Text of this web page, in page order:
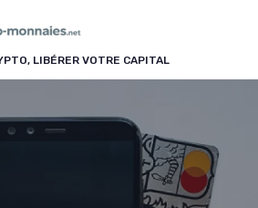
LIBÉRER VOTRE CAPITAL
cookies